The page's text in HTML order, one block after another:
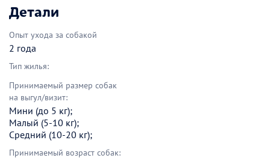
Детали
Опыт ухода за собакой
2 года
Тип жилья:
Принимаемый размер собак
на выгул/визит:
Мини (до 5 кг);
Малый (5-10 кг);
Средний (10-20 кг);
Принимаемый возраст собак: